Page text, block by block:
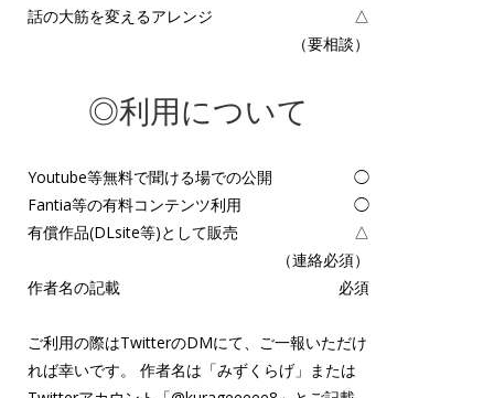
話の大筋を変えるアレンジ
△
（要相談）
◎利用について
Youtube等無料で聞ける場での公開
◯
Fantia等の有料コンテンツ利用
◯
有償作品(DLsite等)として販売
△
（連絡必須）
作者名の記載
必須
ご利用の際はTwitterのDMにて、ご一報いただけ
れば幸いです。 作者名は「みずくらげ」または